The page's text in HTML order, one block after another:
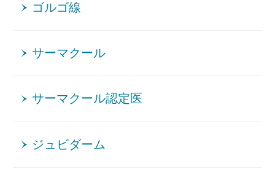
ゴルゴ線
サーマクール
サーマクール認定医
ジュビダーム